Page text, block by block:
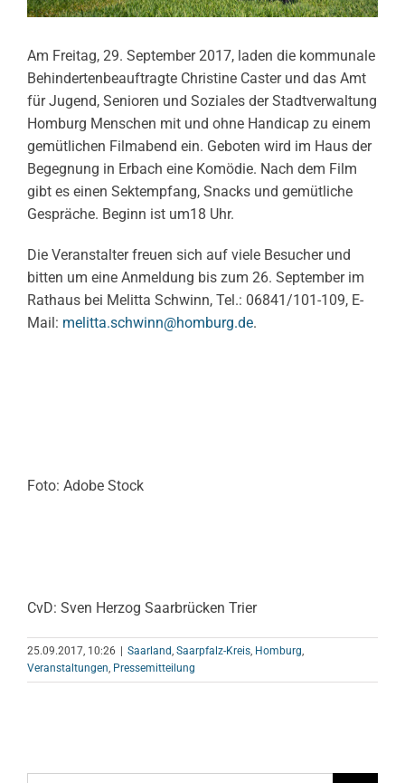
Am Freitag, 29. September 2017, laden die kommunale
Behindertenbeauftragte Christine Caster und das Amt
für Jugend, Senioren und Soziales der Stadtverwaltung
Homburg Menschen mit und ohne Handicap zu einem
gemütlichen Filmabend ein. Geboten wird im Haus der
Begegnung in Erbach eine Komödie. Nach dem Film
gibt es einen Sektempfang, Snacks und gemütliche
Gespräche. Beginn ist um18 Uhr.
Die Veranstalter freuen sich auf viele Besucher und
bitten um eine Anmeldung bis zum 26. September im
Rathaus bei Melitta Schwinn, Tel.: 06841/101-109, E-
Mail: melitta.schwinn@homburg.de.
Foto: Adobe Stock
CvD: Sven Herzog Saarbrücken Trier
25.09.2017, 10:26 Saarland, Saarpfalz-Kreis, Homburg,
Veranstaltungen, Pressemitteilung